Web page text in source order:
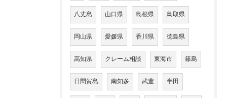
八丈島 山口県 島根県 鳥取県
岡山県 愛媛県 香川県 徳島県
高知県 クレーム相談 東海市 篠島
日間賀島 南知多 武豊 半田